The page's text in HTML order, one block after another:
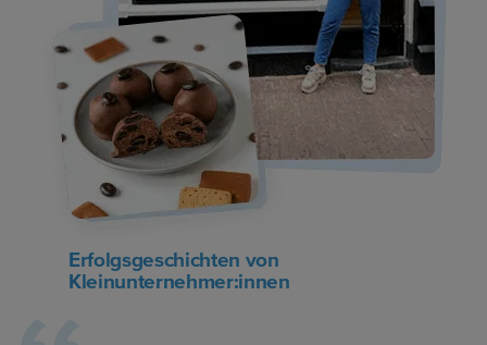
Erfolgsgeschichten von
Kleinunternehmer:innen